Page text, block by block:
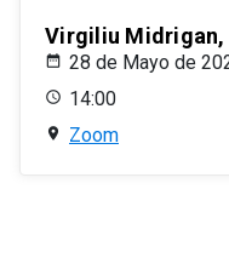
Virgiliu Midrigan,
28 de Mayo de
14:00
Zoom